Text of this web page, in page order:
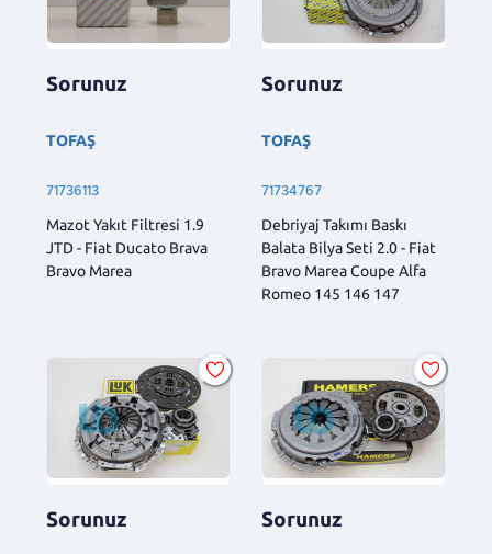
Sorunuz
TOFAŞ
71736113
Mazot Yakıt Filtresi 1.9
JTD - Fiat Ducato Brava
Bravo Marea
Sorunuz
TOFAŞ
71734767
Debriyaj Takımı Baskı
Balata Bilya Seti 2.0 - Fiat
Bravo Marea Coupe Alfa
Romeo 145 146 147
Sorunuz Sorunuz